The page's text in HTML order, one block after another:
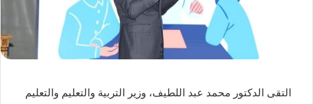
التقى الدكتور محمد عبد اللطيف، وزير التربية والتعليم والتعليم